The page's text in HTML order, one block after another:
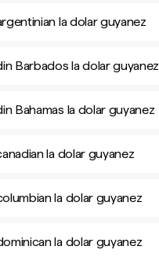
la dolar guyanez
Barbados la dolar guyanez
Bahamas la dolar guyanez
la dolar guyanez
la dolar guyanez
la dolar guyanez